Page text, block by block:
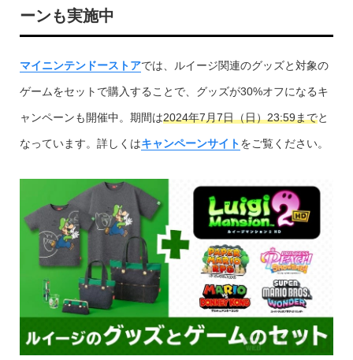
ーンも実施中
マイニンテンドーストアでは、ルイージ関連のグッズと対象の
ゲームをセットで購入することで、グッズが30%オフになるキ
ャンペーンも開催中。期間は2024年7月7日（日）23:59までと
なっています。詳しくはキャンペーンサイトをご覧ください。